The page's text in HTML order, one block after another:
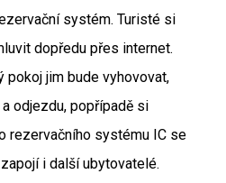
systém. Turisté si
dopředu přes internet.
pokoj jim bude vyhovovat,
odjezdu, popřípadě si
rezervačního systému IC se
i další ubytovatelé.